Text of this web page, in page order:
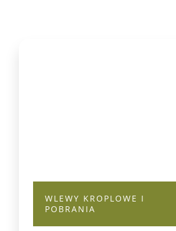
WLEWY KROPLOWE I
POBRANIA